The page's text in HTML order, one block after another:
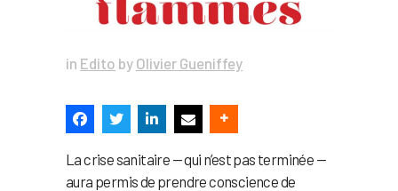
in Edito by Olivier Gueniffey
La crise sanitaire — qui n’est pas terminée —
aura permis de prendre conscience de